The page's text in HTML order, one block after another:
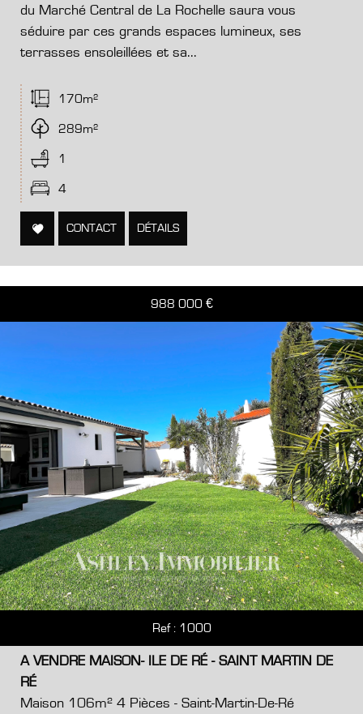
du Marché Central de La Rochelle saura vous
séduire par ces grands espaces lumineux, ses
terrasses ensoleillées et sa...
170m²
289m²
1
4
CONTACT DÉTAILS
988 000 €
Ref : 1000
A VENDRE MAISON- ILE DE RÉ - SAINT MARTIN DE
RÉ
Maison 106m² 4 Pièces - Saint-Martin-De-Ré